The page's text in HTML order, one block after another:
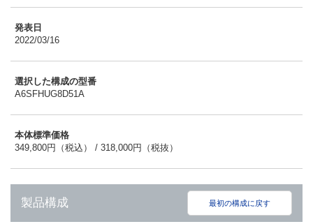
発表日
2022/03/16
選択した構成の型番
A6SFHUG8D51A
本体標準価格
349,800円（税込） / 318,000円（税抜）
製品構成 最初の構成に戻す